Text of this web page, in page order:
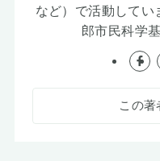
など）で活動してい
郎市民科学
この著